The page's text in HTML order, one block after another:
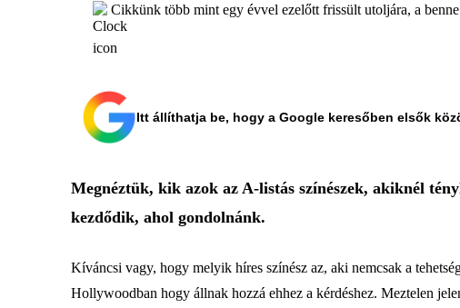
Cikkünk több mint egy évvel ezelőtt frissült utoljára, a
Itt állíthatja be, hogy a Google keresőben elsők
Megnéztük, kik azok az A-listás színészek, akiknél
kezdődik, ahol gondolnánk.
Kíváncsi vagy, hogy melyik híres színész az, aki nemcsak a
Hollywoodban hogy állnak hozzá ehhez a kérdéshez. Meztelen